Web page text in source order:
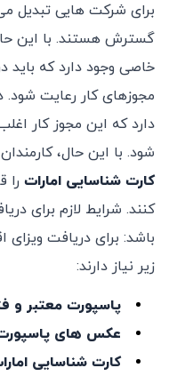
برای شرکت هایی تبدیل
گسترش هستند. با این
خاصی وجود دارد که باید
مجوزهای کار رعایت شود.
دارد که این مجوز کار
شود. با این حال، کارمندان
کارت شناسایی امارات را
کنند. شرایط لازم برای
باشد: برای دریافت ویزای
زیر نیاز دارند:
پاسپورت معتبر و
عکس های
کارت شناسایی